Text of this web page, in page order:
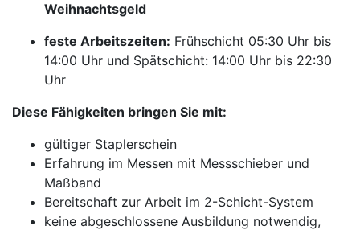
Weihnachtsgeld
feste Arbeitszeiten: Frühschicht 05:30 Uhr bis
14:00 Uhr und Spätschicht: 14:00 Uhr bis 22:30
Uhr
Diese Fähigkeiten bringen Sie mit:
gültiger Staplerschein
Erfahrung im Messen mit Messschieber und
Maßband
Bereitschaft zur Arbeit im 2-Schicht-System
keine abgeschlossene Ausbildung notwendig,